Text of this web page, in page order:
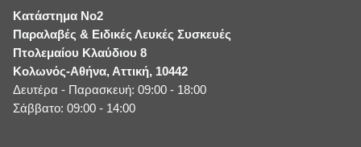
Κατάστημα No2
Παραλαβές & Ειδικές Λευκές Συσκευές
Πτολεμαίου Κλαύδιου 8
Κολωνός-Αθήνα, Αττική, 10442
Δευτέρα - Παρασκευή: 09:00 - 18:00
Σάββατο: 09:00 - 14:00